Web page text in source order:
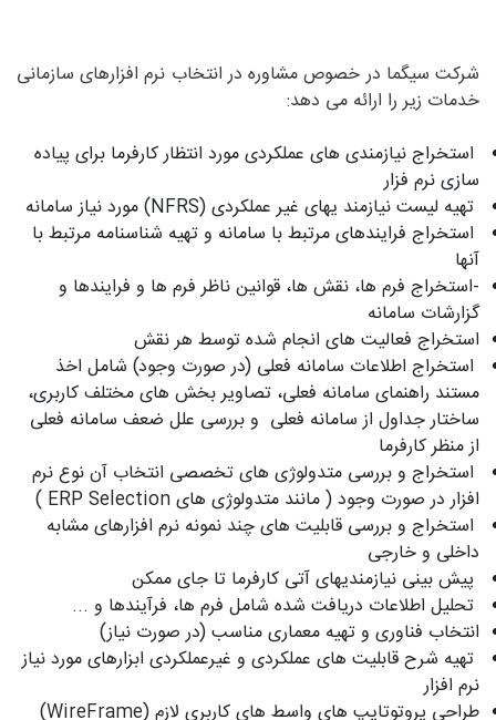
شرکت سیگما در خصوص مشاوره در انتخاب نرم افزارهای سازمانی
خدمات زیر را ارائه می دهد:
استخراج نیازمندی های عملکردی مورد انتظار کارفرما برای پیاده
سازی نرم فزار
تهیه لیست نیازمند یهای غیر عملکردی (NFRS) مورد نیاز سامانه
استخراج فرایندهای مرتبط با سامانه و تهیه شناسنامه مرتبط با
آنها
-استخراج فرم ها، نقش ها، قوانین ناظر فرم ها و فرایندها و
گزارشات سامانه
استخراج فعالیت های انجام شده توسط هر نقش
استخراج اطلاعات سامانه فعلی (در صورت وجود) شامل اخذ
مستند راهنمای سامانه فعلی، تصاویر بخش های مختلف کاربری،
ساختار جداول از سامانه فعلی و بررسی علل ضعف سامانه فعلی
از منظر کارفرما
استخراج و بررسی متدولوژی های تخصصی انتخاب آن نوع نرم
افزار در صورت وجود ( مانند متدولوژی های ERP Selection )
استخراج و بررسی قابلیت های چند نمونه نرم افزارهای مشابه
داخلی و خارجی
پیش بینی نیازمندیهای آتی کارفرما تا جای ممکن
تحلیل اطلاعات دریافت شده شامل فرم ها، فرآیندها و ...
انتخاب فناوری و تهیه معماری مناسب (در صورت نیاز)
تهیه شرح قابلیت های عملکردی و غیرعملکردی ابزارهای مورد نیاز
نرم افزار
طراحی پروتوتایپ های واسط های کاربری لازم (WireFrame)